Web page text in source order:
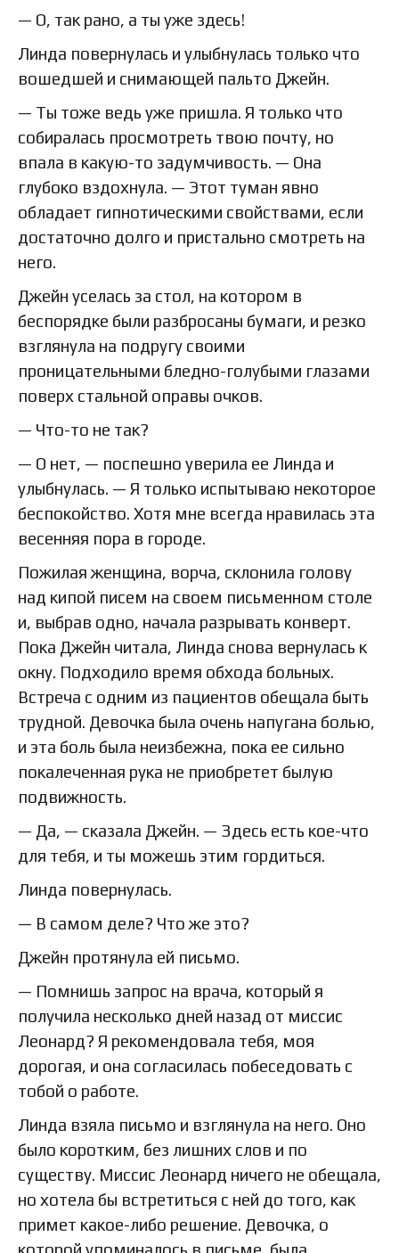
— О, так рано, а ты уже здесь!
Линда повернулась и улыбнулась только что
вошедшей и снимающей пальто Джейн.
— Ты тоже ведь уже пришла. Я только что
собиралась просмотреть твою почту, но
впала в какую-то задумчивость. — Она
глубоко вздохнула. — Этот туман явно
обладает гипнотическими свойствами, если
достаточно долго и пристально смотреть на
него.
Джейн уселась за стол, на котором в
беспорядке были разбросаны бумаги, и резко
взглянула на подругу своими
проницательными бледно-голубыми глазами
поверх стальной оправы очков.
— Что-то не так?
— О нет, — поспешно уверила ее Линда и
улыбнулась. — Я только испытываю некоторое
беспокойство. Хотя мне всегда нравилась эта
весенняя пора в городе.
Пожилая женщина, ворча, склонила голову
над кипой писем на своем письменном столе
и, выбрав одно, начала разрывать конверт.
Пока Джейн читала, Линда снова вернулась к
окну. Подходило время обхода больных.
Встреча с одним из пациентов обещала быть
трудной. Девочка была очень напугана болью,
и эта боль была неизбежна, пока ее сильно
покалеченная рука не приобретет былую
подвижность.
— Да, — сказала Джейн. — Здесь есть кое-что
для тебя, и ты можешь этим гордиться.
Линда повернулась.
— В самом деле? Что же это?
Джейн протянула ей письмо.
— Помнишь запрос на врача, который я
получила несколько дней назад от миссис
Леонард? Я рекомендовала тебя, моя
дорогая, и она согласилась побеседовать с
тобой о работе.
Линда взяла письмо и взглянула на него. Оно
было коротким, без лишних слов и по
существу. Миссис Леонард ничего не обещала,
но хотела бы встретиться с ней до того, как
примет какое-либо решение. Девочка, о